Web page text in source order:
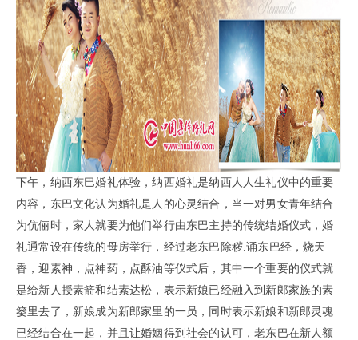
下午，纳西东巴婚礼体验，纳西婚礼是纳西人人生礼仪中的重要
内容，东巴文化认为婚礼是人的心灵结合，当一对男女青年结合
为伉俪时，家人就要为他们举行由东巴主持的传统结婚仪式，婚
礼通常设在传统的母房举行， 经过老东巴除秽.诵东巴经，烧天
香，迎素神 ，点神药，点酥油等仪式后，其中一个重要的仪式就
是给新人授素箭和结素达松，表示新娘已经融入到新郎家族的素
篓里去了，新娘成为新郎家里的一员，同时表示新娘和新郎 灵魂
已经结合在一起，并且让婚姻得到社会的认可，老东巴在新人额